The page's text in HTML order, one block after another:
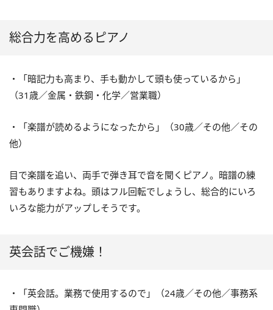
総合力を高めるピアノ
・「暗記力も高まり、手も動かして頭も使っているから」
（31歳／金属・鉄鋼・化学／営業職）
・「楽譜が読めるようになったから」（30歳／その他／その
他）
目で楽譜を追い、両手で弾き耳で音を聞くピアノ。暗譜の練
習もありますよね。頭はフル回転でしょうし、総合的にいろ
いろな能力がアップしそうです。
英会話でご機嫌！
・「英会話。業務で使用するので」（24歳／その他／事務系